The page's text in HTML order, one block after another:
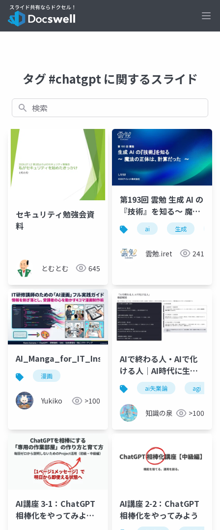
タグ #chatgpt に関するスライド
検索
セキュリティ勉強会資
料
とむとむ 645
第193回 雲勉 生成 AI の
『技術』を知る〜 魔法
の正体は、計算だった
〜
ai 生成
雲勉.iret 241
AI_Manga_for_IT_Instructors
漫画
Yukiko >100
AIで終わる人・AIで化
ける人｜AI時代に生き
残る3つの思考変革【完
全解説】
ai失業論 agi
知識の泉 >100
AI講座 3-1：ChatGPT
相棒化をやってみよ
AI講座 2-2：ChatGPT
相棒化をやってみよう